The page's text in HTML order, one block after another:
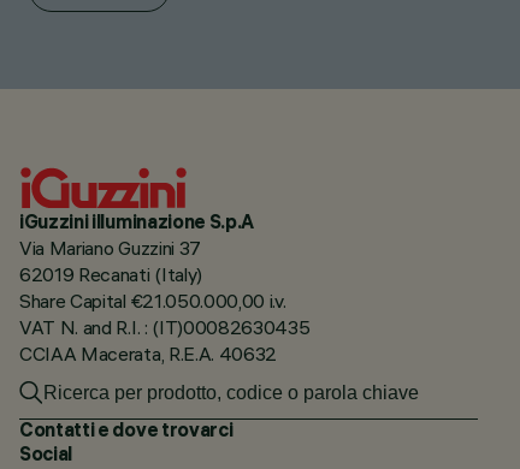
iGuzzini illuminazione S.p.A
Via Mariano Guzzini 37
62019 Recanati (Italy)
Share Capital €21.050.000,00 i.v.
VAT N. and R.I. : (IT)00082630435
CCIAA Macerata, R.E.A. 40632
Contatti e dove trovarci
Social